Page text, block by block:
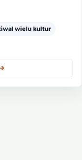
wielu kultur